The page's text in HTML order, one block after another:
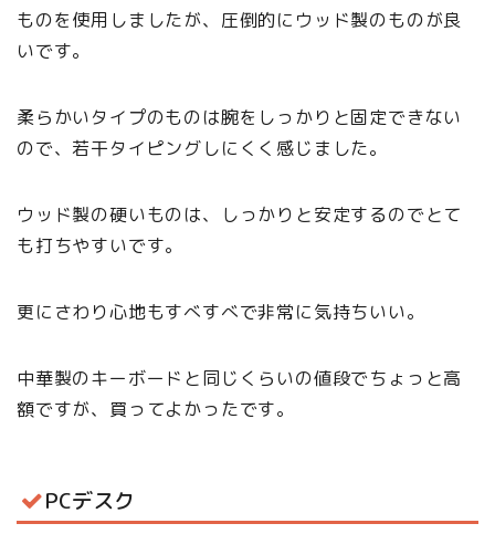
ものを使用しましたが、圧倒的にウッド製のものが良
いです。
柔らかいタイプのものは腕をしっかりと固定できない
ので、若干タイピングしにくく感じました。
ウッド製の硬いものは、しっかりと安定するのでとて
も打ちやすいです。
更にさわり心地もすべすべで非常に気持ちいい。
中華製のキーボードと同じくらいの値段でちょっと高
額ですが、買ってよかったです。
PCデスク